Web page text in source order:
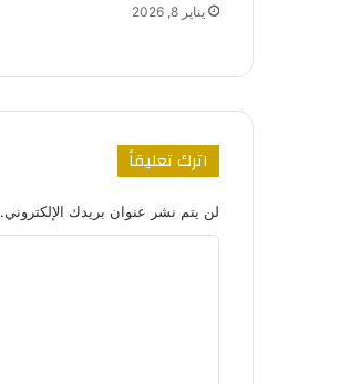
يناير 8, 2026
اترك تعليقاً
لن يتم نشر عنوان بريدك الإلكتروني.